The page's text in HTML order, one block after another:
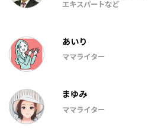
エキスパートなど
あいり
ママライター
まゆみ
ママライター